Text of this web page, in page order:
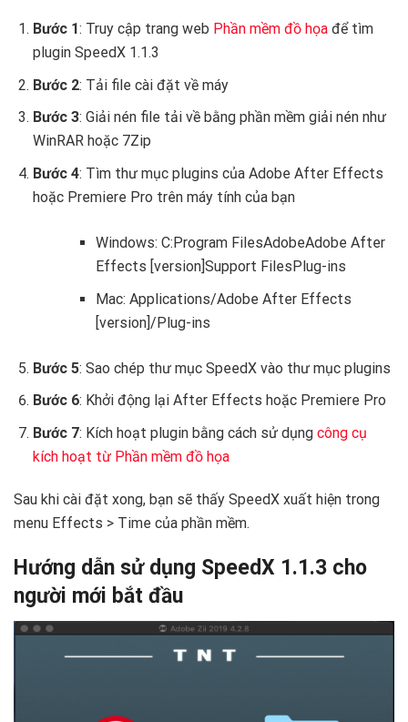
Bước 1: Truy cập trang web Phần mềm đồ họađể tìm
plugin SpeedX 1.1.3
Bước 2: Tải file cài đặt về máy
Bước 3: Giải nén file tải về bằng phần mềm giải nén như
WinRAR hoặc 7Zip
Bước 4: Tìm thư mục plugins của Adobe After Effects
hoặc Premiere Pro trên máy tính của bạn
Windows: C:Program FilesAdobeAdobe After
Effects [version]Support FilesPlug-ins
Mac: Applications/Adobe After Effects
[version]/Plug-ins
Bước 5: Sao chép thư mục SpeedX vào thư mục plugins
Bước 6: Khởi động lại After Effects hoặc Premiere Pro
Bước 7: Kích hoạt plugin bằng cách sử dụng công cụ
kích hoạt từ Phần mềm đồ họa
Sau khi cài đặt xong, bạn sẽ thấy SpeedX xuất hiện trong
menu Effects > Time của phần mềm.
Hướng dẫn sử dụng SpeedX 1.1.3 cho
người mới bắt đầu